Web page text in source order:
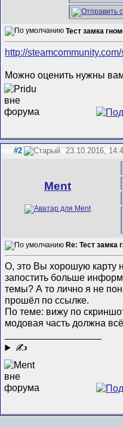
Тест замка
http://
Можно оценить нужны
#2 23.10.2016,
Ment
Re: Тест замка
О, это Вы хорошую карту
запостить больше
темы? А то лично я не
прошёл по ссылке.
По теме: вижу по
модовая часть должна
✍